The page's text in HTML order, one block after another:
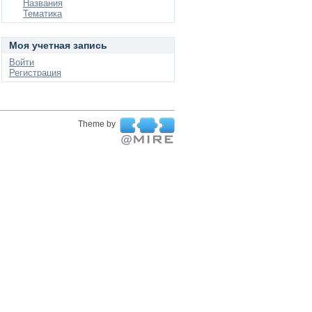
Названия
Тематика
Моя учетная запись
Войти
Регистрация
Theme by